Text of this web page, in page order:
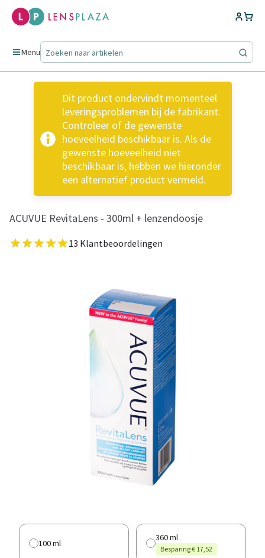
Menu
Dit product ondervindt momenteel
leveringsproblemen bij de fabrikant.
Controleer of de gewenste
hoeveelheid beschikbaar is. Als de
gewenste hoeveelheid niet
beschikbaar is, hebben we hieronder
een alternatief product vermeld.
ACUVUE RevitaLens - 300ml + lenzendoosje
13 Klantbeoordelingen
100 ml
360 ml
Besparing € 17,52